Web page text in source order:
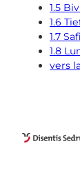
1.5
1.6
1.7
1.8
vers